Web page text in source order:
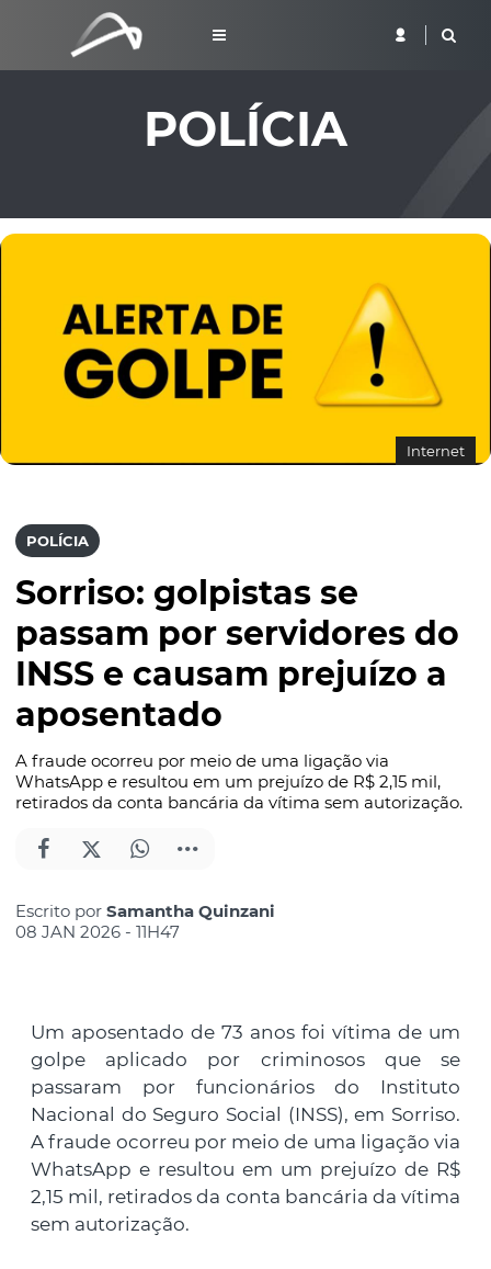
POLÍCIA
Internet
POLÍCIA
Sorriso: golpistas se
passam por servidores do
INSS e causam prejuízo a
aposentado
A fraude ocorreu por meio de uma ligação via
WhatsApp e resultou em um prejuízo de R$ 2,15 mil,
retirados da conta bancária da vítima sem autorização.
Escrito por Samantha Quinzani
08 JAN 2026 - 11H47
Um aposentado de 73 anos foi vítima de um
golpe aplicado por criminosos que se
passaram por funcionários do Instituto
Nacional do Seguro Social (INSS), em Sorriso.
A fraude ocorreu por meio de uma ligação via
WhatsApp e resultou em um prejuízo de R$
2,15 mil, retirados da conta bancária da vítima
sem autorização.